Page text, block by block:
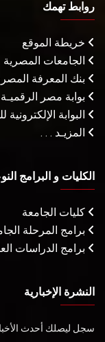
روابط تهمك
خريطة الموقع
الجامعات المصرية
بنك المعرفة
بوابة مصر الرقميـة
البوابة
المزيـد . . .
الكليات و البرامج
كليات الجامعة
برامج المرحلة
برامج الدراسات
النشرة الإخبارية
سجل ليصلك أحدث